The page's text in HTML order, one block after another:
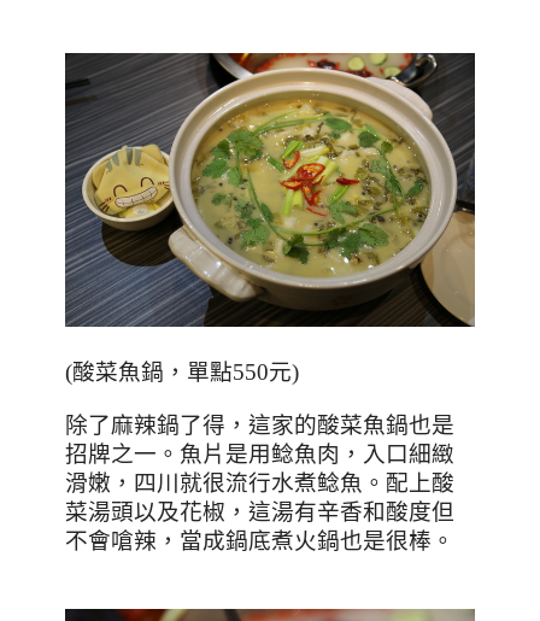
(酸菜魚鍋，單點550元)
除了麻辣鍋了得，這家的酸菜魚鍋也是
招牌之一。魚片是用鲶魚肉，入口細緻
滑嫩，四川就很流行水煮鲶魚。配上酸
菜湯頭以及花椒，這湯有辛香和酸度但
不會嗆辣，當成鍋底煮火鍋也是很棒。